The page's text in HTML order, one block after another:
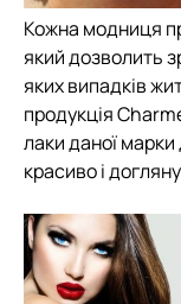
Кожна модниця
який дозволить
яких випадків
продукція
лаки даної
красиво і